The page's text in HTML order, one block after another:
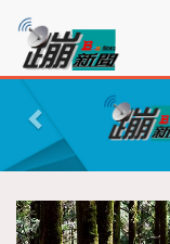
蹦
新
聞P
r
v
i
o